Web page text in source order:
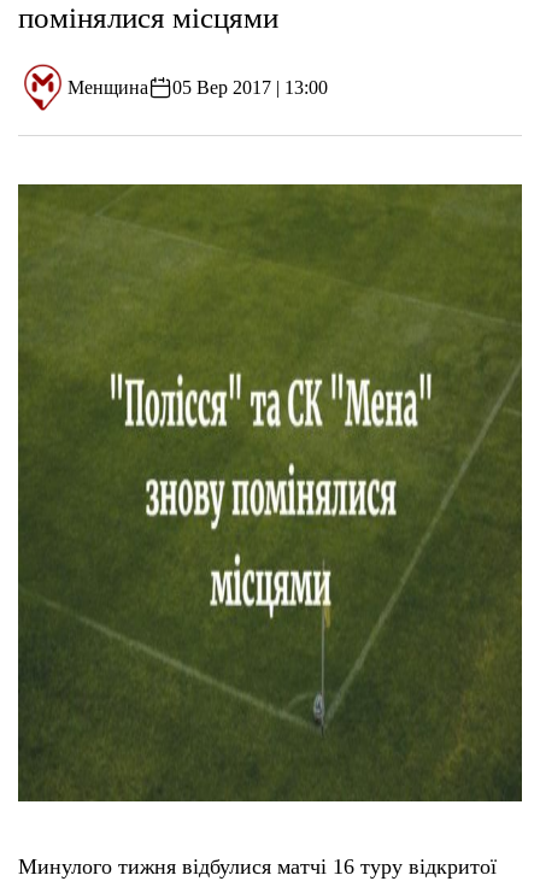
помінялися місцями
Менщина 05 Вер 2017 | 13:00
Минулого тижня відбулися матчі 16 туру відкритої